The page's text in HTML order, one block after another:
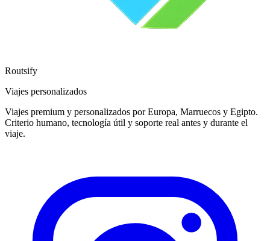
Routsify
Viajes personalizados
Viajes premium y personalizados por Europa, Marruecos y Egipto.
Criterio humano, tecnología útil y soporte real antes y durante el
viaje.